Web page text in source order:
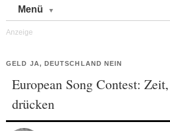
Menü
GELD JA, DEUTSCHLAND NEIN
European Song Contest:
drücken